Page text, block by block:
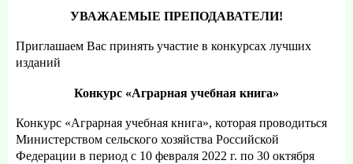
УВАЖАЕМЫЕ ПРЕПОДАВАТЕЛИ!
Приглашаем Вас принять участие в конкурсах лучших
изданий
Конкурс «Аграрная учебная книга»
Конкурс «Аграрная учебная книга», которая проводиться
Министерством сельского хозяйства Российской
Федерации в период с 10 февраля 2022 г. по 30 октября